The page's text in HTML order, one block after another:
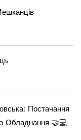
Постачання
Обладнання 🤝💻